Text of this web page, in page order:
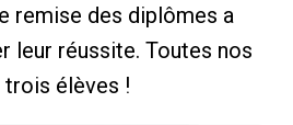
remise des diplômes a
leur réussite. Toutes nos
élèves !